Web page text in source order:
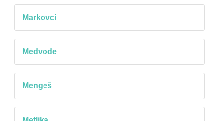
Markovci
Medvode
Mengeš